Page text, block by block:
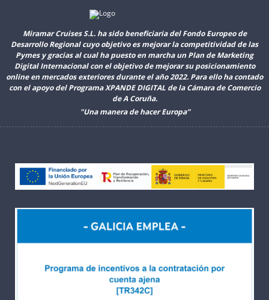
Miramar Cruises S.L. ha sido beneficiaria del Fondo Europeo de
Desarrollo Regional cuyo objetivo es mejorar la competitividad de las
Pymes y gracias al cual ha puesto en marcha un Plan de Marketing
Digital Internacional con el objetivo de mejorar su posicionamiento
online en mercados exteriores durante el año 2022. Para ello ha contado
con el apoyo del Programa XPANDE DIGITAL de la Cámara de Comercio
de A Coruña.
"Una manera de hacer Europa”